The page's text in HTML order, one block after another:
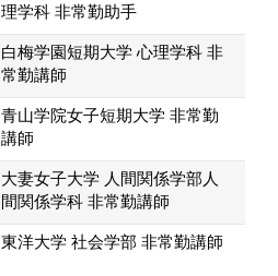
理学科 非常勤助手
白梅学園短期大学 心理学科 非
常勤講師
青山学院女子短期大学 非常勤
講師
大妻女子大学 人間関係学部人
間関係学科 非常勤講師
東洋大学 社会学部 非常勤講師